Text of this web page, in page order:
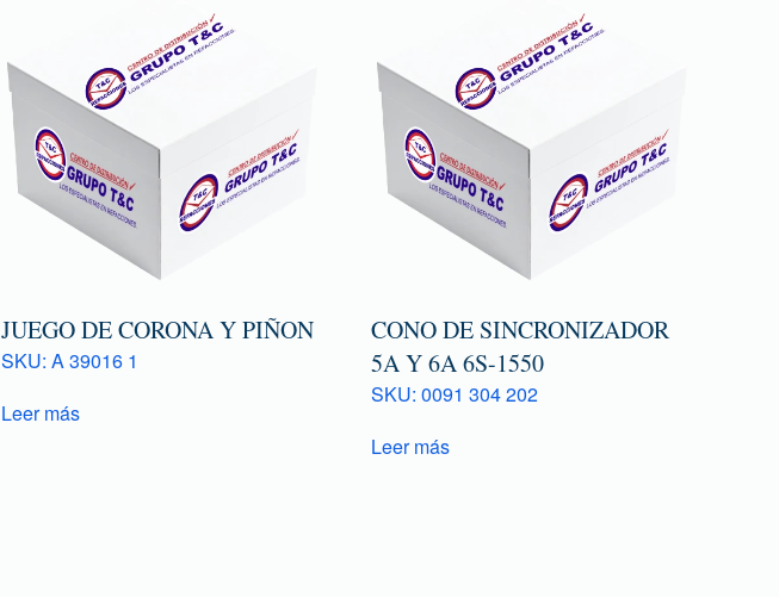
JUEGO DE CORONA Y PIÑON
SKU: A 39016 1
Leer más
CONO DE SINCRONIZADOR
5A Y 6A 6S-1550
SKU: 0091 304 202
Leer más